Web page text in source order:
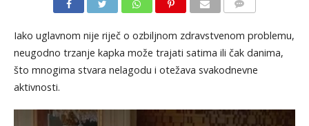
Iako uglavnom nije riječ o ozbiljnom zdravstvenom problemu,
neugodno trzanje kapka može trajati satima ili čak danima,
što mnogima stvara nelagodu i otežava svakodnevne
aktivnosti.